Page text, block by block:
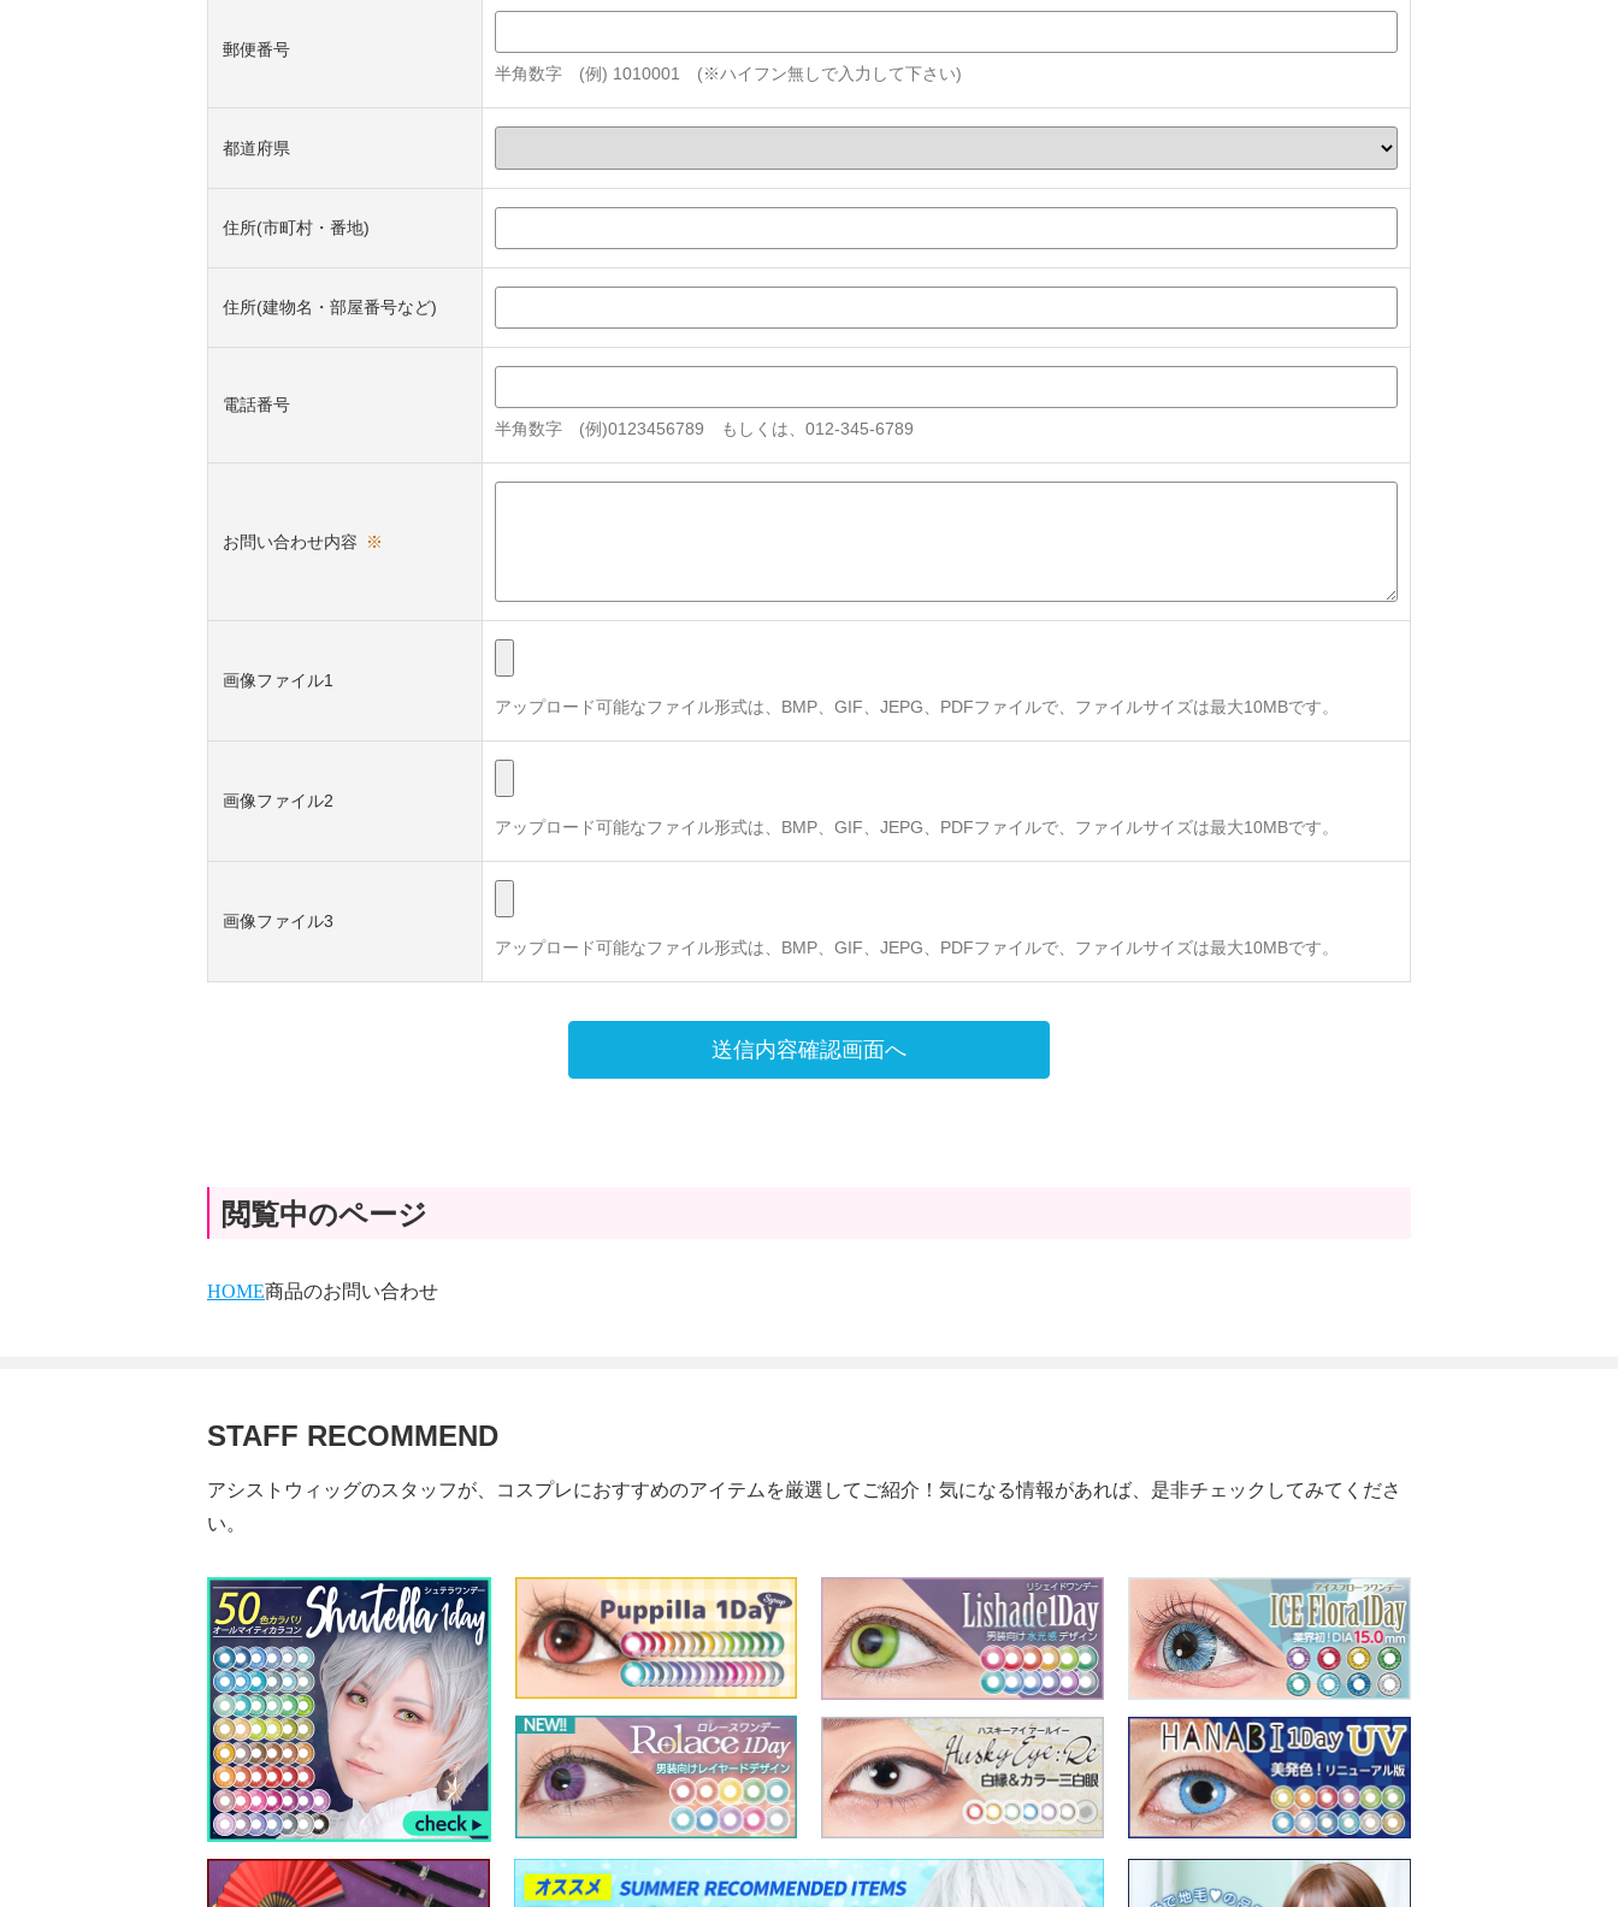
郵便番号
半角数字 (例) 1010001 (※ハイフン無しで入力して下さい)
都道府県
住所(市町村・番地)
住所(建物名・部屋番号など)
電話番号
半角数字 (例)0123456789 もしくは、012-345-6789
お問い合わせ内容 ※
画像ファイル1
アップロード可能なファイル形式は、BMP、GIF、JEPG、PDFファイルで、ファイルサイズは最大10MBです。
画像ファイル2
アップロード可能なファイル形式は、BMP、GIF、JEPG、PDFファイルで、ファイルサイズは最大10MBです。
画像ファイル3
アップロード可能なファイル形式は、BMP、GIF、JEPG、PDFファイルで、ファイルサイズは最大10MBです。
送信内容確認画面へ
閲覧中のページ
HOME商品のお問い合わせ
STAFF RECOMMEND
アシストウィッグのスタッフが、コスプレにおすすめのアイテムを厳選してご紹介！気になる情報があれば、是非チェックしてみてくださ
い。